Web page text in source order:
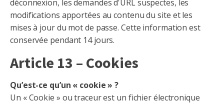
déconnexion, les demandes d'URL suspectes, les
modifications apportées au contenu du site et les
mises à jour du mot de passe. Cette information est
conservée pendant 14 jours.
Article 13 – Cookies
Qu’est-ce qu’un « cookie » ?
Un « Cookie » ou traceur est un fichier électronique